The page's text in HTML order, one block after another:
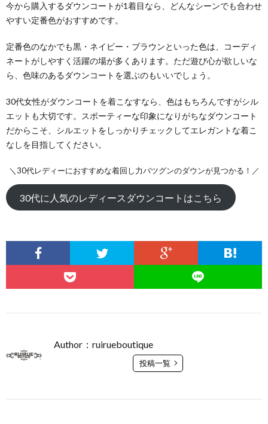
今から購入するダウンコートが1着目なら、どんなシーンでも合わせ
やすい定番色がおすすめです。
定番色のなかでも黒・ネイビー・ブラウンといった色は、コーディ
ネートがしやすく活躍の場が多くあります。ただ遊び心が欲しいな
ら、色味のあるダウンコートを選ぶのもいいでしょう。
30代女性がダウンコートを着こなすなら、色はもちろんですがシル
エットも大切です。スポーティーな印象になりがちなダウンコート
だからこそ、シルエットをしっかりチェックしてエレガントな着こ
なしを目指してください。
＼30代レディーにおすすめな着回し力バツグンのダウンが見つかる！／
30代に人気のレディースダウンコートはこちら
Author：ruirueboutique
投稿一覧